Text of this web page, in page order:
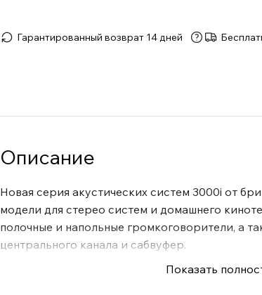
Гарантированный возврат 14 дней
Описание
Новая серия акустических систем 3000i от
модели для стерео систем и домашнего
полочные и напольные громкоговорители, а
центрального канала и сабвуфер.
Показать